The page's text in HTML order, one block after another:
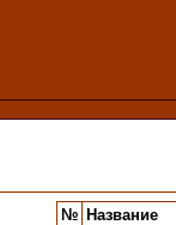
№ Название